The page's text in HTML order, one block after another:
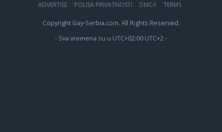
ADVERTISE POLISA PRIVATNOSTI DMCA TERMS
Copyright Gay-Serbia.com. All Rights Reserved.
- Sva vremena su u UTC+02:00 UTC+2 -